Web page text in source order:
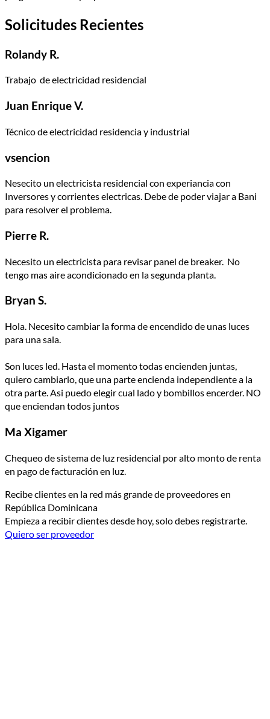
Solicitudes Recientes
Rolandy R.
Trabajo de electricidad residencial
Juan Enrique V.
Técnico de electricidad residencia y industrial
vsencion
Nesecito un electricista residencial con experiancia con
Inversores y corrientes electricas. Debe de poder viajar a Bani
para resolver el problema.
Pierre R.
Necesito un electricista para revisar panel de breaker. No
tengo mas aire acondicionado en la segunda planta.
Bryan S.
Hola. Necesito cambiar la forma de encendido de unas luces
para una sala.
Son luces led. Hasta el momento todas encienden juntas,
quiero cambiarlo, que una parte encienda independiente a la
otra parte. Asi puedo elegir cual lado y bombillos encerder. NO
que enciendan todos juntos
Ma Xigamer
Chequeo de sistema de luz residencial por alto monto de renta
en pago de facturación en luz.
Recibe clientes en la red más grande de proveedores en
República Dominicana
Empieza a recibir clientes desde hoy, solo debes registrarte.
Quiero ser proveedor